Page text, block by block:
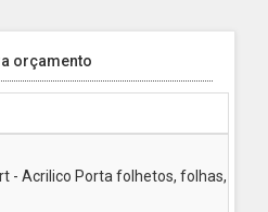
orçamento
- Acrilico Porta folhetos, folhas,